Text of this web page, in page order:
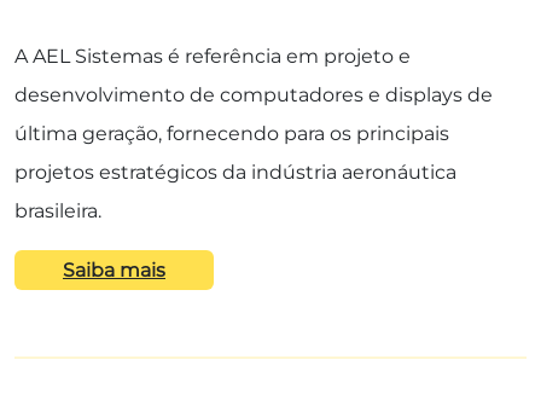
A AEL Sistemas é referência em projeto e
desenvolvimento de computadores e displays de
última geração, fornecendo para os principais
projetos estratégicos da indústria aeronáutica
brasileira.
Saiba mais